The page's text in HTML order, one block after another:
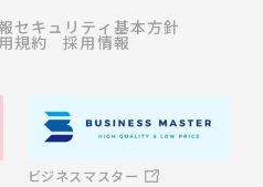
セキュリティ基本方針
規約 採用情報
ビジネスマスター